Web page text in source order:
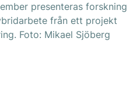
presenteras forskning
från ett projekt
Foto: Mikael Sjöberg